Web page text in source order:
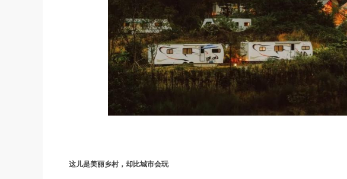
这儿是美丽乡村，却比城市会玩